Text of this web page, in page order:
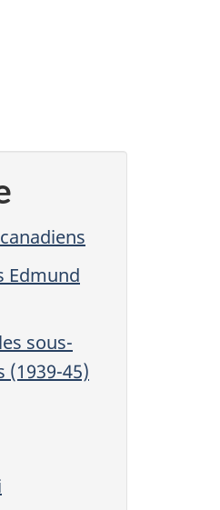
Edmund
sous-
(1939-45)